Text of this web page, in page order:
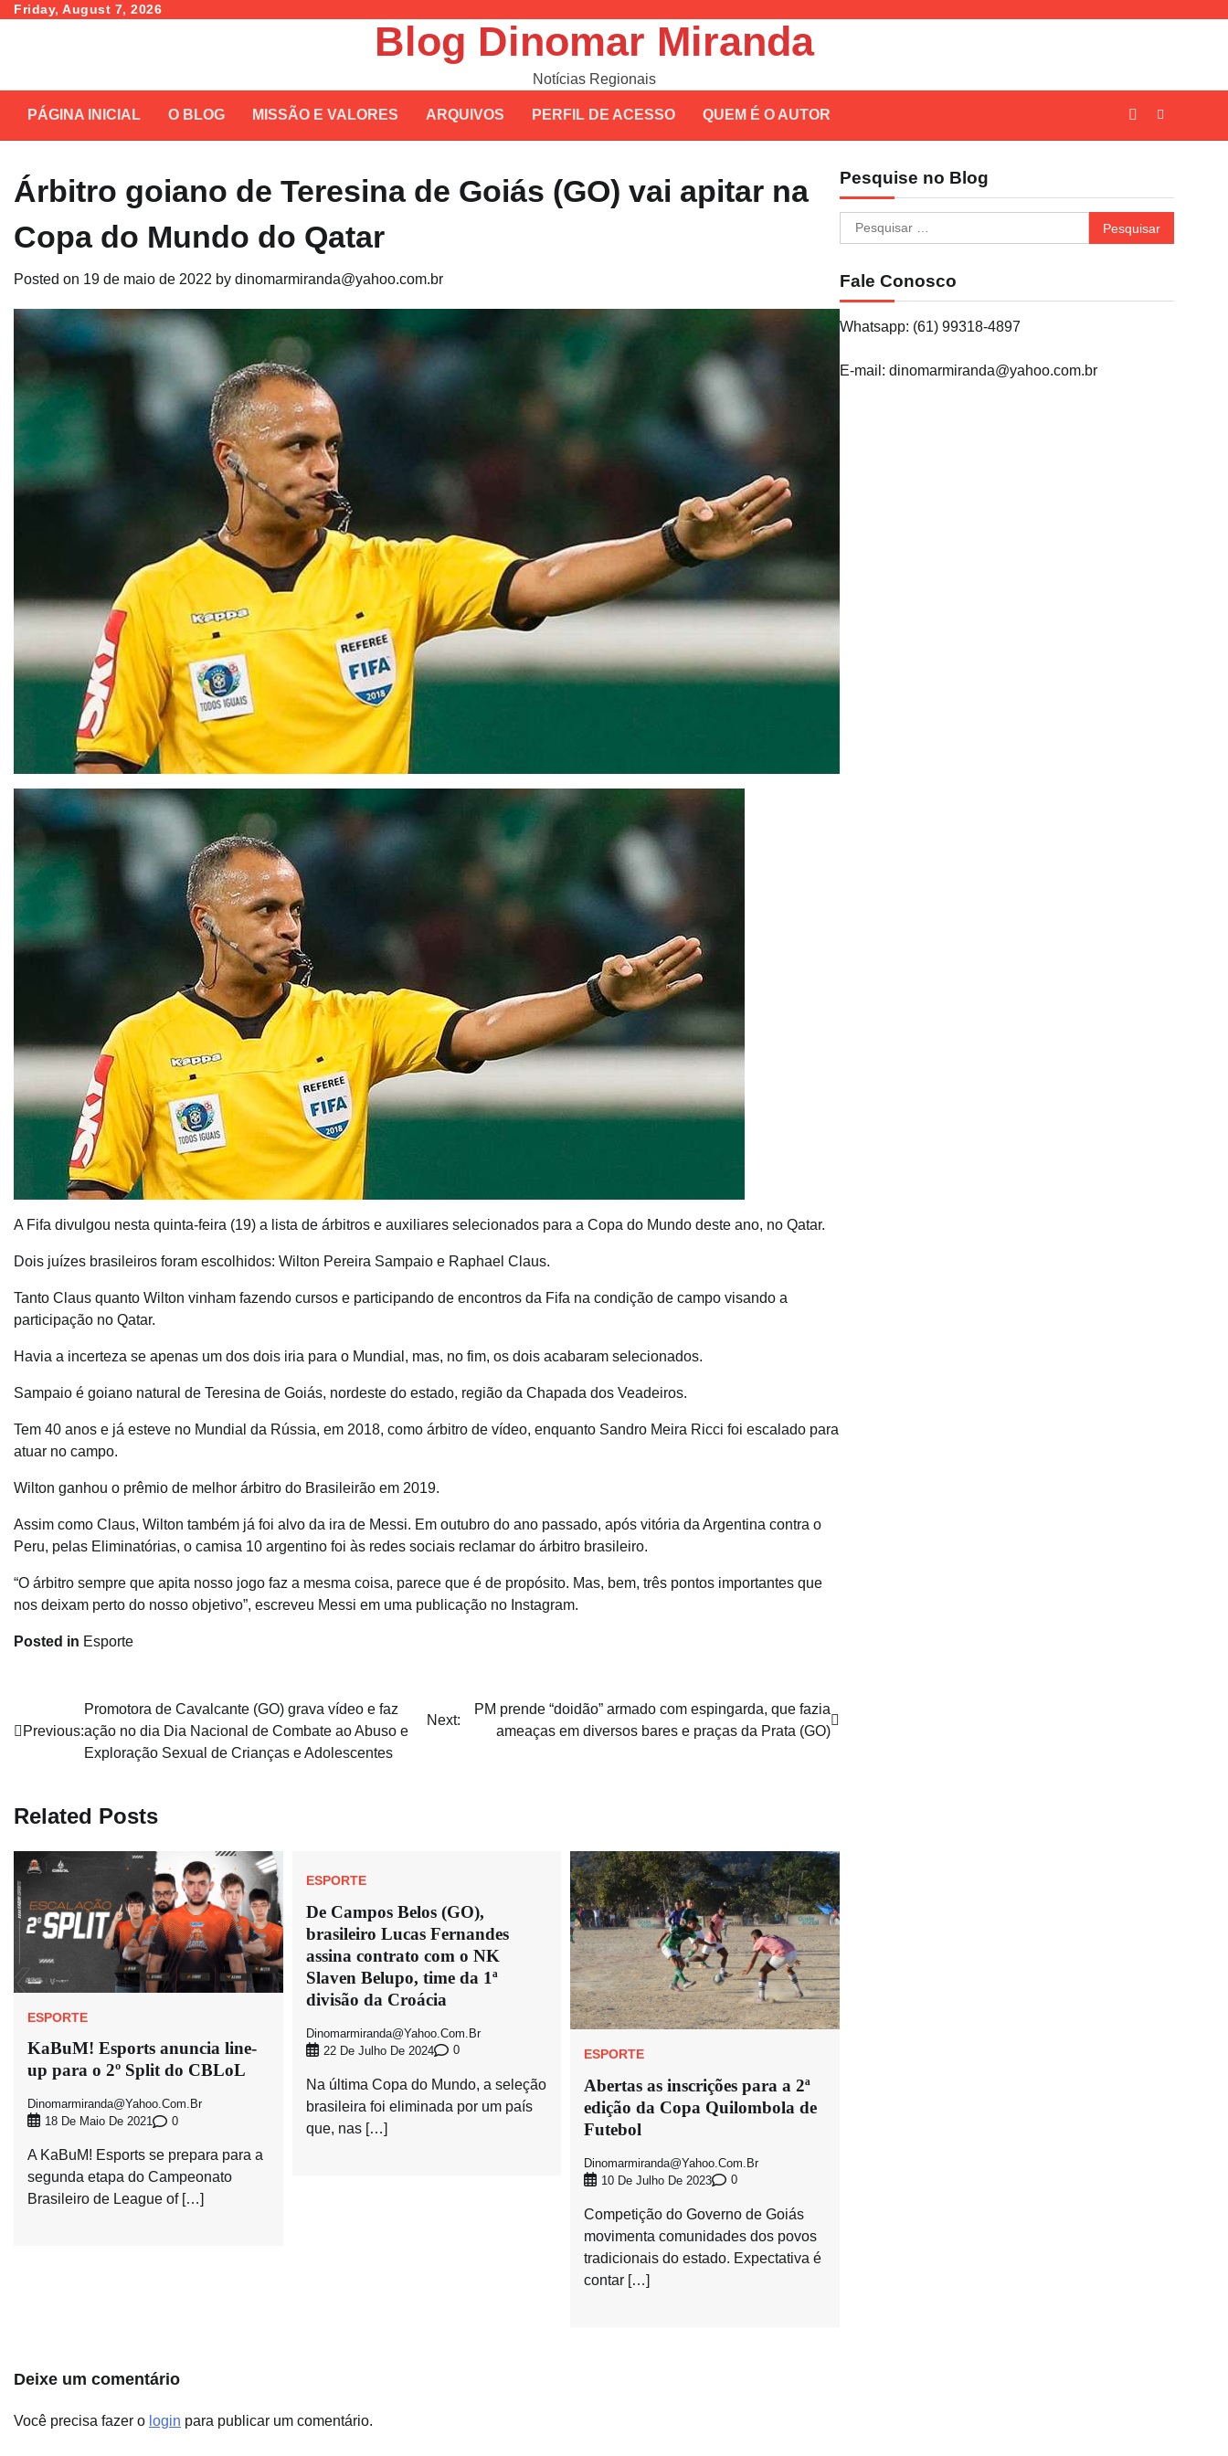
SkipFriday, August 7, 2026
Blog Dinomar Miranda
Notícias Regionais
PÁGINA INICIAL O BLOG MISSÃO E VALORES ARQUIVOS PERFIL DE ACESSO QUEM É O AUTOR
Árbitro goiano de Teresina de Goiás (GO) vai apitar na
Copa do Mundo do Qatar
Posted on 19 de maio de 2022 by dinomarmiranda@yahoo.com.br
A Fifa divulgou nesta quinta-feira (19) a lista de árbitros e auxiliares selecionados para a Copa do Mundo deste ano, no Qatar.
Dois juízes brasileiros foram escolhidos: Wilton Pereira Sampaio e Raphael Claus.
Tanto Claus quanto Wilton vinham fazendo cursos e participando de encontros da Fifa na condição de campo visando a
participação no Qatar.
Havia a incerteza se apenas um dos dois iria para o Mundial, mas, no fim, os dois acabaram selecionados.
Sampaio é goiano natural de Teresina de Goiás, nordeste do estado, região da Chapada dos Veadeiros.
Tem 40 anos e já esteve no Mundial da Rússia, em 2018, como árbitro de vídeo, enquanto Sandro Meira Ricci foi escalado para
atuar no campo.
Wilton ganhou o prêmio de melhor árbitro do Brasileirão em 2019.
Assim como Claus, Wilton também já foi alvo da ira de Messi. Em outubro do ano passado, após vitória da Argentina contra o
Peru, pelas Eliminatórias, o camisa 10 argentino foi às redes sociais reclamar do árbitro brasileiro.
“O árbitro sempre que apita nosso jogo faz a mesma coisa, parece que é de propósito. Mas, bem, três pontos importantes que
nos deixam perto do nosso objetivo”, escreveu Messi em uma publicação no Instagram.
Posted in Esporte
Navegação
Previous:
Promotora de Cavalcante (GO) grava vídeo e faz
ação no dia Dia Nacional de Combate ao Abuso e
Exploração Sexual de Crianças e Adolescentes
Next:
PM prende “doidão” armado com espingarda, que fazia
ameaças em diversos bares e praças da Prata (GO)
Related Posts
ESPORTE
KaBuM! Esports anuncia line-
up para o 2º Split do CBLoL
Dinomarmiranda@yahoo.com.br
18 De Maio De 2021
0
A KaBuM! Esports se prepara para a
segunda etapa do Campeonato
Brasileiro de League of […]
ESPORTE
De Campos Belos (GO),
brasileiro Lucas Fernandes
assina contrato com o NK
Slaven Belupo, time da 1ª
divisão da Croácia
Dinomarmiranda@yahoo.com.br
22 De Julho De 2024
0
Na última Copa do Mundo, a seleção
brasileira foi eliminada por um país
que, nas […]
ESPORTE
Abertas as inscrições para a 2ª
edição da Copa Quilombola de
Futebol
Dinomarmiranda@yahoo.com.br
10 De Julho De 2023
0
Competição do Governo de Goiás
movimenta comunidades dos povos
tradicionais do estado. Expectativa é
contar […]
Deixe um comentário
Você precisa fazer o login para publicar um comentário.
Pesquise no Blog
Pesquisar
por:
Fale Conosco
Whatsapp: (61) 99318-4897
E-mail: dinomarmiranda@yahoo.com.br